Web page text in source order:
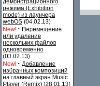
демонстрационного
режима (Exhibition
mode) из лаунчера
webOS (04.02.13)
New! · Перемещение
или удаление
нескольких файлов
одновременно
(03.02.13)
New! · Добавление
избранных композиций
на главный экран Music
Player (Remix) (28.01.13)